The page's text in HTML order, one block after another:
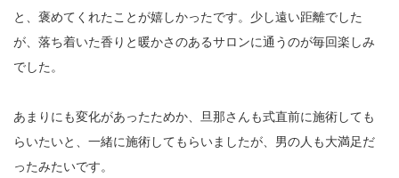
と、褒めてくれたことが嬉しかったです。少し遠い距離でした
が、落ち着いた香りと暖かさのあるサロンに通うのが毎回楽しみ
でした。
あまりにも変化があったためか、旦那さんも式直前に施術しても
らいたいと、一緒に施術してもらいましたが、男の人も大満足だ
ったみたいです。